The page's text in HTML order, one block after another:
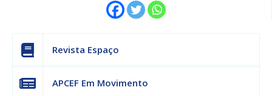
Revista Espaço
APCEF Em Movimento